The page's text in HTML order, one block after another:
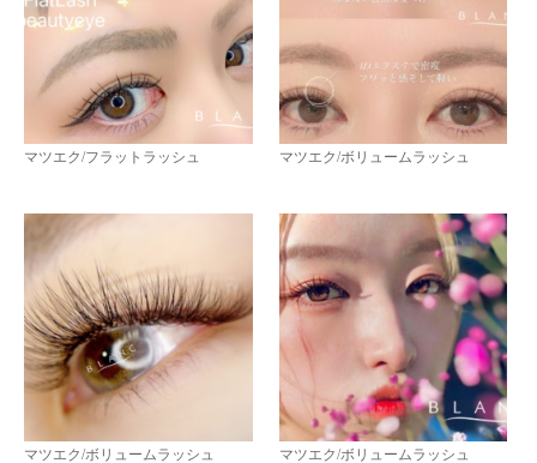
マツエク/フラットラッシュ マツエク/ボリュームラッシュ
マツエク/ボリュームラッシュ マツエク/ボリュームラッシュ